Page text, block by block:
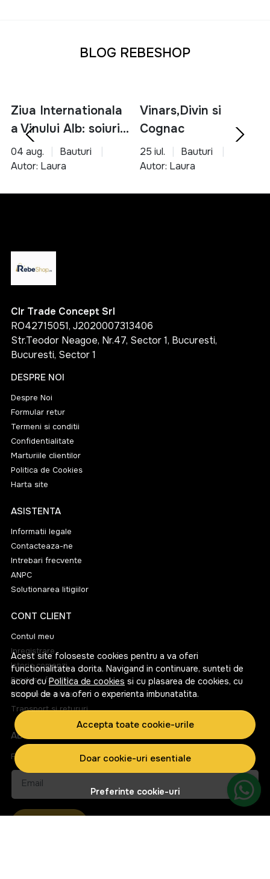
Acest site foloseste cookies pentru a va oferi
functionalitatea dorita. Navigand in continuare, sunteti de
acord cuPolitica de cookies si cu plasarea de cookies, cu
scopul de a va oferi o experienta imbunatatita.
Accepta toate cookie-urile
Doar cookie-uri esentiale
Preferinte cookie-uri
BLOG REBESHOP
Ziua Internationala
a Vinului Alb: soiuri,
servire si asocieri
culinare
04 aug.
Bauturi
Autor: Laura
Vinars,Divin si
Cognac
25 iul.
Bauturi
Autor: Laura
Clr Trade Concept Srl
RO42715051, J2020007313406
Str.Teodor Neagoe, Nr.47, Sector 1, Bucuresti,
Bucuresti, Sector 1
DESPRE NOI
Despre Noi
Formular retur
Termeni si conditii
Confidentialitate
Marturiile clientilor
Politica de Cookies
Harta site
ASISTENTA
Informatii legale
Contacteaza-ne
Intrebari frecvente
ANPC
Solutionarea litigiilor
CONT CLIENT
Contul meu
Inregistrare
Istoric comenzi
Produse favorite
Metode de plata
Transport si retururi
ABONEAZA-TE LA NEWSLETTER
Fii la curent cu toate promotiile si produsele noi din shop!
Email